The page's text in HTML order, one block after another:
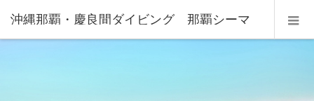
沖縄那覇・慶良間ダイビング 那覇シーマ